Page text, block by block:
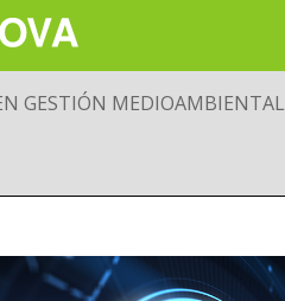
GESTIÓN MEDIOAMBIENTAL